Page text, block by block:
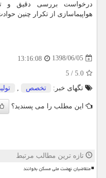
درخواست بررسی دقیق و
هواپیماسازی از تكرار چنین
1398/06/05
13:16:08
5.0
/
5
تگهای خبر:
تخصص
این مطلب را می پسندید؟
تازه ترین مطالب مرتبط
متقاضیان نهضت ملی مسکن بخوانند